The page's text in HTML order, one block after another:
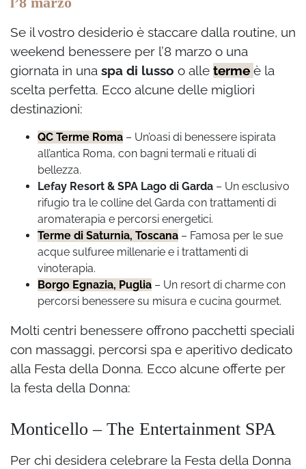
Se il vostro desiderio è staccare dalla routine, un
weekend benessere per l’8 marzo o una
giornata in una spa di lusso o alle terme è la
scelta perfetta. Ecco alcune delle migliori
destinazioni:
QC Terme Roma – Un’oasi di benessere ispirata
all’antica Roma, con bagni termali e rituali di
bellezza.
Lefay Resort & SPA Lago di Garda – Un esclusivo
rifugio tra le colline del Garda con trattamenti di
aromaterapia e percorsi energetici.
Terme di Saturnia, Toscana – Famosa per le sue
acque sulfuree millenarie e i trattamenti di
vinoterapia.
Borgo Egnazia, Puglia – Un resort di charme con
percorsi benessere su misura e cucina gourmet.
Molti centri benessere offrono pacchetti speciali
con massaggi, percorsi spa e aperitivo dedicato
alla Festa della Donna. Ecco alcune offerte per
la festa della Donna:
Monticello – The Entertainment SPA
Per chi desidera celebrare la Festa della Donna